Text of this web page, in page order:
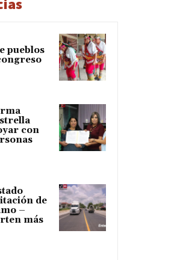
pueblos
con
de
–
más